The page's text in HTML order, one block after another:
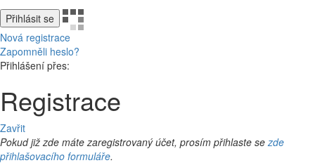
Přihlásit se
Nová registrace
Zapomněli heslo?
Přihlášení přes:
Registrace
Zavřit
Pokud již zde máte zaregistrovaný účet, prosím přihlaste se zde
přihlašovacího formuláře.